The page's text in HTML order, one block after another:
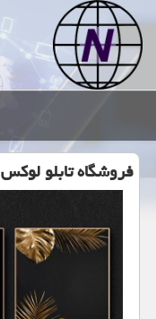
فروشگاه تابلو لوکس